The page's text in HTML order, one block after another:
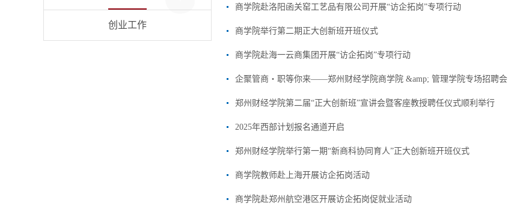
创业工作
商学院赴洛阳函关窑工艺品有限公司开展“访企拓岗”专项行动
商学院举行第二期正大创新班开班仪式
商学院赴海一云商集团开展“访企拓岗”专项行动
企聚管商・职等你来——郑州财经学院商学院 &amp; 管理学院专场招聘会
郑州财经学院第二届“正大创新班”宣讲会暨客座教授聘任仪式顺利举行
2025年西部计划报名通道开启
郑州财经学院举行第一期“新商科协同育人”正大创新班开班仪式
商学院教师赴上海开展访企拓岗活动
商学院赴郑州航空港区开展访企拓岗促就业活动